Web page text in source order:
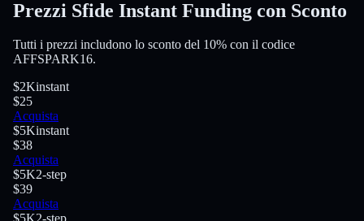
Prezzi Sfide Instant Funding con Sconto
Tutti i prezzi includono lo sconto del 10% con il codice
AFFSPARK16.
$2Kinstant
$25
Acquista
$5Kinstant
$38
Acquista
$5K2-step
$39
Acquista